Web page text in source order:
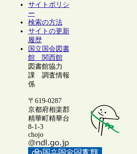
サイトポリシ
ー
検索の方法
サイトの更新
履歴
国立国会図書
館 関西館
図書館協力
課 調査情報
係
〒619-0287
京都府相楽郡
精華町精華台
8-1-3
chojo